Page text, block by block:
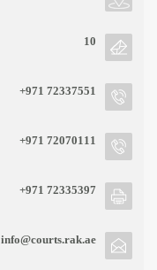
10
+971 72337551
+971 72070111
+971 72335397
info@courts.rak.ae